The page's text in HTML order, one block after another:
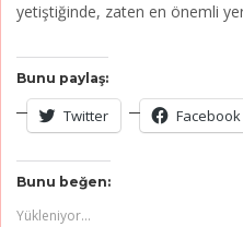
yetiştiğinde, zaten en önemli
Bunu paylaş:
Twitter Facebook
Bunu beğen:
Yükleniyor...